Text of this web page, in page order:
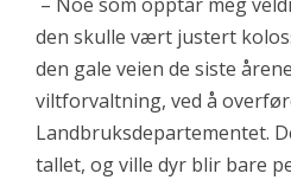
den skulle vært justert
den gale veien de siste
viltforvaltning, ved å
Landbruksdepartementet.
tallet, og ville dyr blir bare